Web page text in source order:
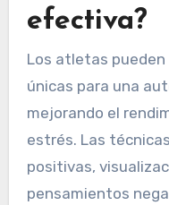
efectiva?
Los atletas
únicas para una
mejorando el
estrés. Las
positivas,
pensamientos